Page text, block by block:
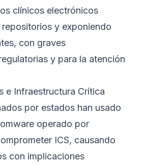
clínicos electrónicos
y exponiendo
con graves
y para la atención
e Infraestructura Crítica
por estados han usado
operado por
ICS, causando
con implicaciones